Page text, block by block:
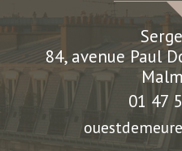
84, avenue Paul
01 47